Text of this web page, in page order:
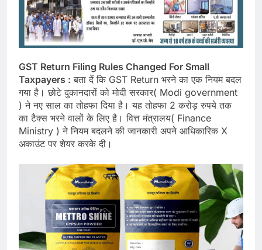
GST Return Filing Rules Changed For Small
Taxpayers : बता दें कि GST Return भरने का एक नियम बदल
गया है। छोटे दुकानदारों को मोदी सरकार( Modi government
) ने नए साल का तोहफा दिया है। यह तोहफा 2 करोड़ रुपये तक
का टैक्स भरने वालों के लिए है। वित्त मंत्रालय( Finance
Ministry ) ने नियम बदलने की जानकारी अपने आधिकारिक X
अकाउंट पर शेयर करके दी।